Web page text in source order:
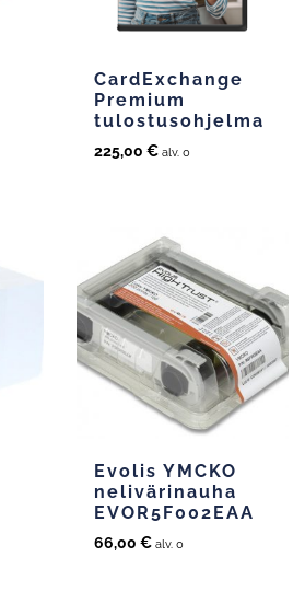
CardExchange
Premium
tulostusohjelma
225,00 € alv. 0
Evolis YMCKO
nelivärinauha
EVOR5F002EAA
66,00 € alv. 0